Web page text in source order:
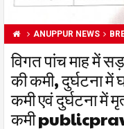
ANUPPUR NEWS
विगत पांच माह में
की कमी, दुर्घटना
कमी एवं दुर्घटना में
कमी